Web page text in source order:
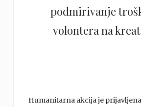
podmirivanje
volontera na
Humanitarna akcija je